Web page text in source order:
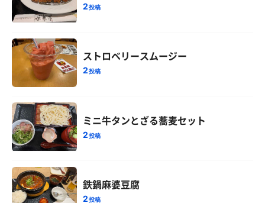
2投稿
ストロベリースムージー
2投稿
ミニ牛タンとざる蕎麦セット
2投稿
鉄鍋麻婆豆腐
2投稿